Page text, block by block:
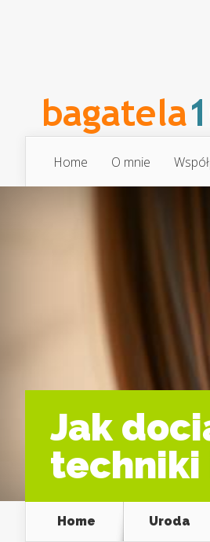
Home O mnie
Jak
techniki
Home Uroda